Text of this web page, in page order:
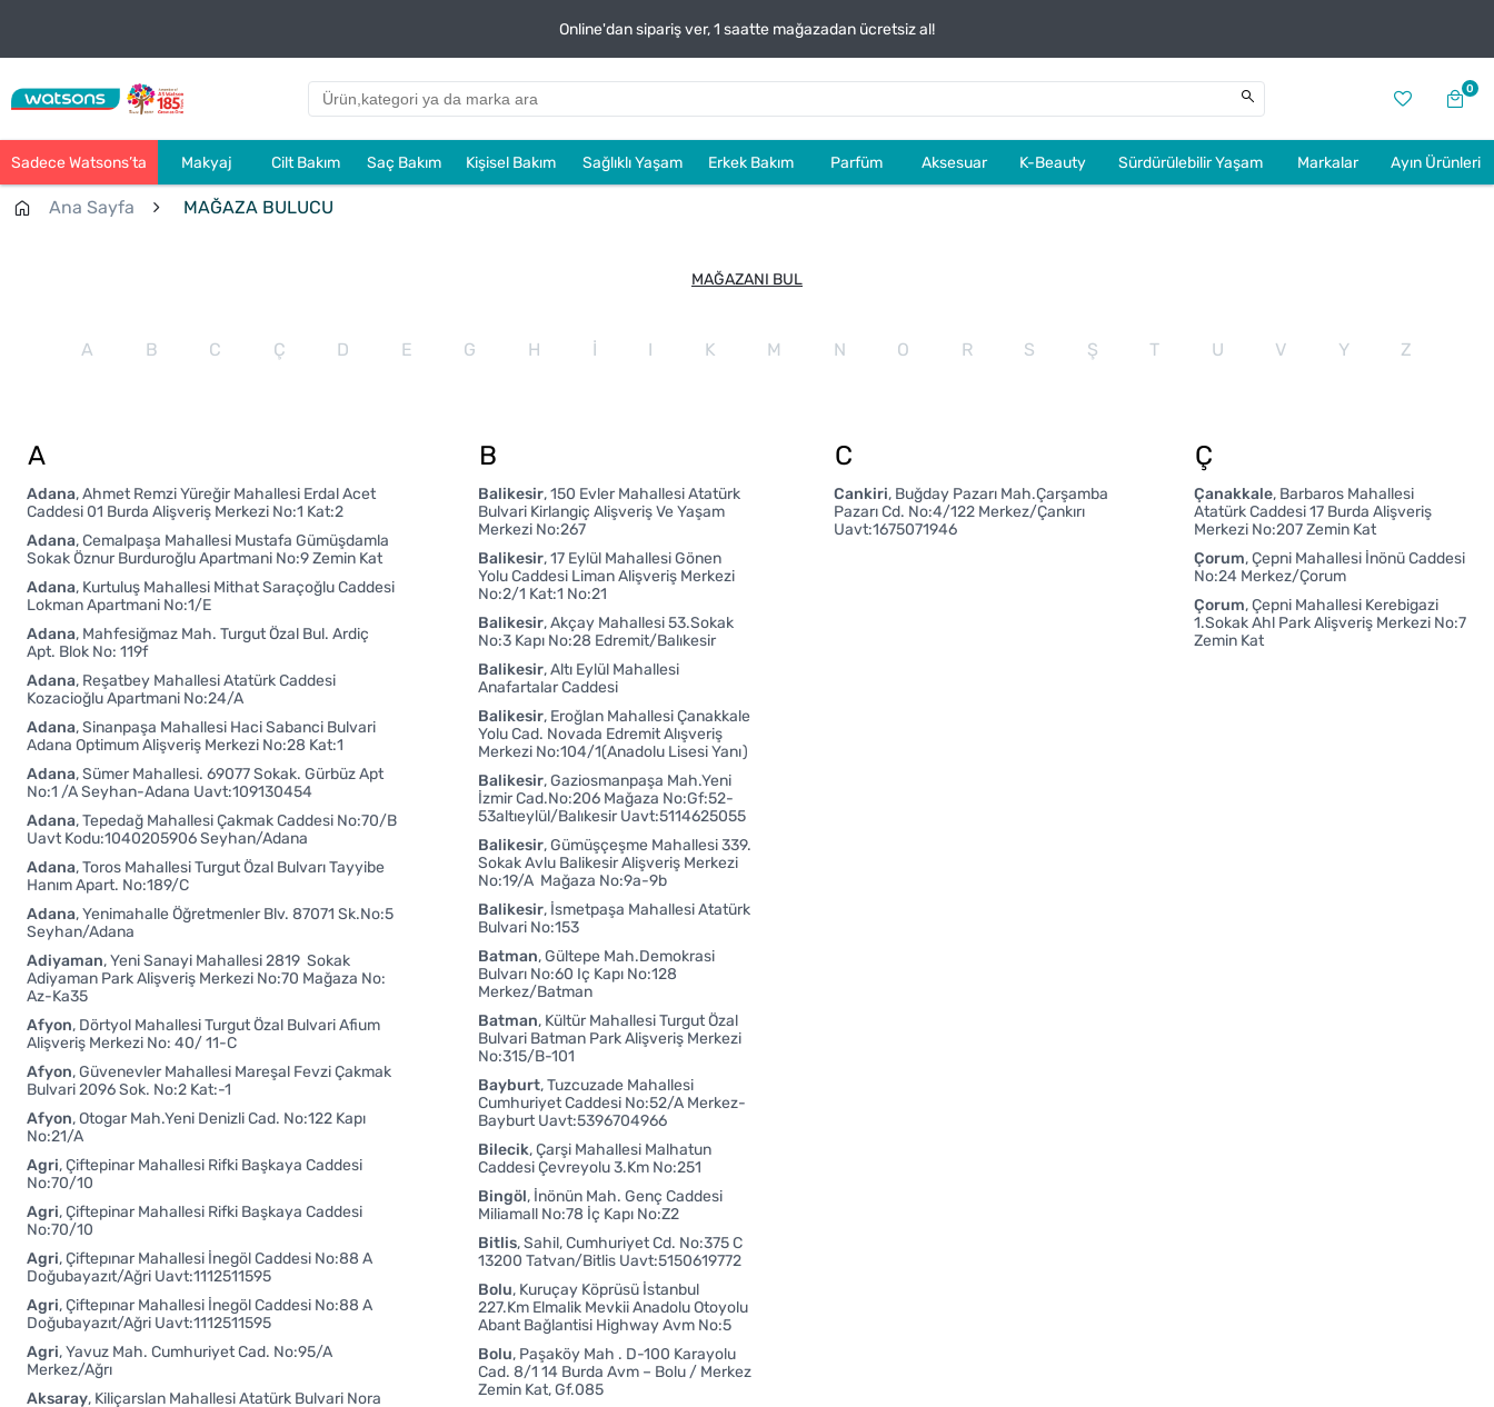
Online'dan sipariş ver, 1 saatte mağazadan ücretsiz al!
0
Sadece Watsons’ta Makyaj Cilt Bakım Saç Bakım Kişisel Bakım Sağlıklı Yaşam Erkek Bakım Parfüm Aksesuar K-Beauty Sürdürülebilir Yaşam Markalar Ayın Ürünleri
Ana Sayfa MAĞAZA BULUCU
MAĞAZANI BUL
A B C Ç D E G H İ I K M N O R S Ş T U V Y Z
A
Adana Ahmet Remzi Yüreğir Mahallesi Erdal Acet
Caddesi 01 Burda Alişveriş Merkezi No:1 Kat:2
Adana Cemalpaşa Mahallesi Mustafa Gümüşdamla
Sokak Öznur Burduroğlu Apartmani No:9 Zemin Kat
Adana Kurtuluş Mahallesi Mithat Saraçoğlu Caddesi
Lokman Apartmani No:1/E
Adana Mahfesiğmaz Mah. Turgut Özal Bul. Ardiç
Apt. Blok No: 119f
Adana Reşatbey Mahallesi Atatürk Caddesi
Kozacioğlu Apartmani No:24/A
Adana Sinanpaşa Mahallesi Haci Sabanci Bulvari
Adana Optimum Alişveriş Merkezi No:28 Kat:1
Adana Sümer Mahallesi. 69077 Sokak. Gürbüz Apt
No:1 /A Seyhan-Adana Uavt:109130454
Adana Tepedağ Mahallesi Çakmak Caddesi No:70/B
Uavt Kodu:1040205906 Seyhan/Adana
Adana Toros Mahallesi Turgut Özal Bulvarı Tayyibe
Hanım Apart. No:189/C
Adana Yenimahalle Öğretmenler Blv. 87071 Sk.No:5
Seyhan/Adana
Adiyaman Yeni Sanayi Mahallesi 2819 Sokak
Adiyaman Park Alişveriş Merkezi No:70 Mağaza No:
Az-Ka35
Afyon Dörtyol Mahallesi Turgut Özal Bulvari Afium
Alişveriş Merkezi No: 40/ 11-C
Afyon Güvenevler Mahallesi Mareşal Fevzi Çakmak
Bulvari 2096 Sok. No:2 Kat:-1
Afyon Otogar Mah.Yeni Denizli Cad. No:122 Kapı
No:21/A
Agri Çiftepinar Mahallesi Rifki Başkaya Caddesi
No:70/10
Agri Çiftepinar Mahallesi Rifki Başkaya Caddesi
No:70/10
Agri Çiftepınar Mahallesi İnegöl Caddesi No:88 A
Doğubayazıt/Ağri Uavt:1112511595
Agri Çiftepınar Mahallesi İnegöl Caddesi No:88 A
Doğubayazıt/Ağri Uavt:1112511595
Agri Yavuz Mah. Cumhuriyet Cad. No:95/A
Merkez/Ağrı
Aksaray Kiliçarslan Mahallesi Atatürk Bulvari Nora
B
Balikesir 150 Evler Mahallesi Atatürk
Bulvari Kirlangiç Alişveriş Ve Yaşam
Merkezi No:267
Balikesir 17 Eylül Mahallesi Gönen
Yolu Caddesi Liman Alişveriş Merkezi
No:2/1 Kat:1 No:21
Balikesir Akçay Mahallesi 53.Sokak
No:3 Kapı No:28 Edremit/Balıkesir
Balikesir Altı Eylül Mahallesi
Anafartalar Caddesi
Balikesir Eroğlan Mahallesi Çanakkale
Yolu Cad. Novada Edremit Alışveriş
Merkezi No:104/1(Anadolu Lisesi Yanı)
Balikesir Gaziosmanpaşa Mah.Yeni
İzmir Cad.No:206 Mağaza No:Gf:52-
53altıeylül/Balıkesir Uavt:5114625055
Balikesir Gümüşçeşme Mahallesi 339.
Sokak Avlu Balikesir Alişveriş Merkezi
No:19/A Mağaza No:9a-9b
Balikesir İsmetpaşa Mahallesi Atatürk
Bulvari No:153
Batman Gültepe Mah.Demokrasi
Bulvarı No:60 Iç Kapı No:128
Merkez/Batman
Batman Kültür Mahallesi Turgut Özal
Bulvari Batman Park Alişveriş Merkezi
No:315/B-101
Bayburt Tuzcuzade Mahallesi
Cumhuriyet Caddesi No:52/A Merkez-
Bayburt Uavt:5396704966
Bilecik Çarşi Mahallesi Malhatun
Caddesi Çevreyolu 3.Km No:251
Bingöl İnönün Mah. Genç Caddesi
Miliamall No:78 İç Kapı No:Z2
Bitlis Sahil, Cumhuriyet Cd. No:375 C
13200 Tatvan/Bitlis Uavt:5150619772
Bolu Kuruçay Köprüsü İstanbul
227.Km Elmalik Mevkii Anadolu Otoyolu
Abant Bağlantisi Highway Avm No:5
Bolu Paşaköy Mah . D-100 Karayolu
Cad. 8/1 14 Burda Avm – Bolu / Merkez
Zemin Kat, Gf.085
C
Cankiri Buğday Pazarı Mah.Çarşamba
Pazarı Cd. No:4/122 Merkez/Çankırı
Uavt:1675071946
Ç
Çanakkale Barbaros Mahallesi
Atatürk Caddesi 17 Burda Alişveriş
Merkezi No:207 Zemin Kat
Çorum Çepni Mahallesi İnönü Caddesi
No:24 Merkez/Çorum
Çorum Çepni Mahallesi Kerebigazi
1.Sokak Ahl Park Alişveriş Merkezi No:7
Zemin Kat